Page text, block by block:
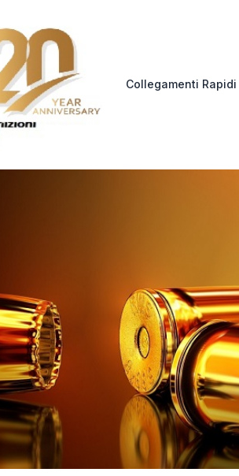
Collegamenti Rapidi